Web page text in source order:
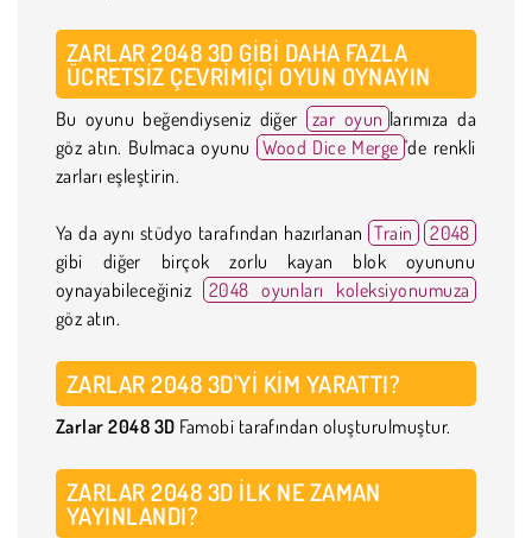
ZARLAR 2048 3D GIBI DAHA FAZLA
ÜCRETSIZ ÇEVRIMIÇI OYUN OYNAYIN
Bu oyunu beğendiyseniz diğer zar oyun larımıza da
göz atın. Bulmaca oyunu Wood Dice Merge 'de renkli
zarları eşleştirin.
Ya da aynı stüdyo tarafından hazırlanan Train
2048
gibi diğer birçok zorlu kayan blok oyununu
oynayabileceğiniz
2048 oyunları koleksiyonumuza
göz atın.
ZARLAR 2048 3D'YI KIM YARATTI?
Zarlar 2048 3D Famobi tarafından oluşturulmuştur.
ZARLAR 2048 3D ILK NE ZAMAN
YAYINLANDI?